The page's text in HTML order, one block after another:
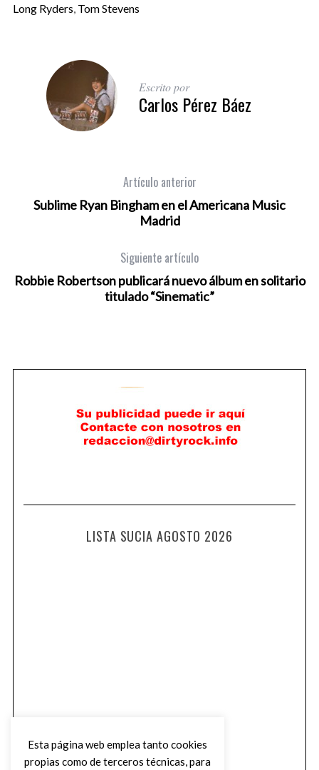
Long Ryders Tom Stevens
Escrito por
Carlos Pérez Báez
Artículo anterior
Sublime Ryan Bingham en el Americana Music
Madrid
Siguiente artículo
Robbie Robertson publicará nuevo álbum en solitario
titulado “Sinematic”
LISTA SUCIA AGOSTO 2026
Esta página web emplea tanto cookies
propias como de terceros técnicas, para